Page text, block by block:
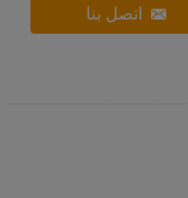
اتصل بنا